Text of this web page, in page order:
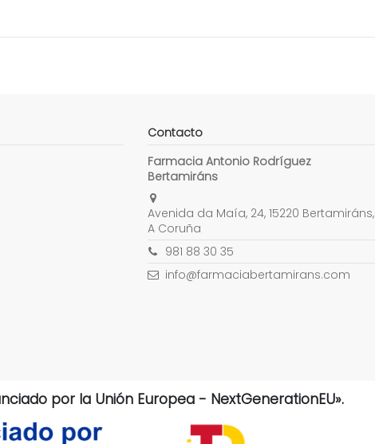
Contacto
Farmacia Antonio Rodríguez
Bertamiráns
Avenida da Maía, 24, 15220 Bertamiráns,
A Coruña
981 88 30 35
info@farmaciabertamirans.com
por la Unión Europea - NextGenerationEU».